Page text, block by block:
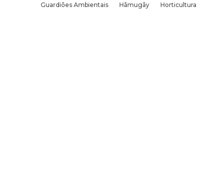
Guardiões Ambientais Hãmugãy Horticultura